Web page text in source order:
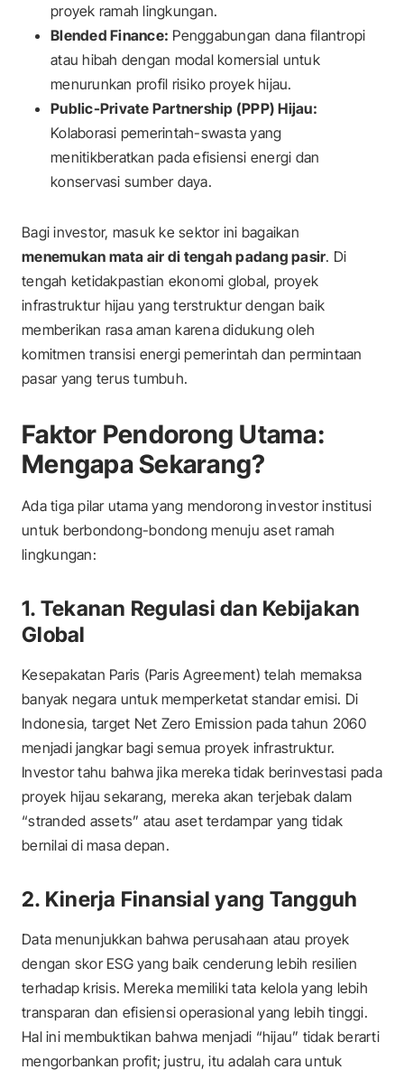
proyek ramah lingkungan.
Blended Finance: Penggabungan dana filantropi
atau hibah dengan modal komersial untuk
menurunkan profil risiko proyek hijau.
Public-Private Partnership (PPP) Hijau:
Kolaborasi pemerintah-swasta yang
menitikberatkan pada efisiensi energi dan
konservasi sumber daya.
Bagi investor, masuk ke sektor ini bagaikan
menemukan mata air di tengah padang pasir. Di
tengah ketidakpastian ekonomi global, proyek
infrastruktur hijau yang terstruktur dengan baik
memberikan rasa aman karena didukung oleh
komitmen transisi energi pemerintah dan permintaan
pasar yang terus tumbuh.
Faktor Pendorong Utama:
Mengapa Sekarang?
Ada tiga pilar utama yang mendorong investor institusi
untuk berbondong-bondong menuju aset ramah
lingkungan:
1. Tekanan Regulasi dan Kebijakan
Global
Kesepakatan Paris (Paris Agreement) telah memaksa
banyak negara untuk memperketat standar emisi. Di
Indonesia, target Net Zero Emission pada tahun 2060
menjadi jangkar bagi semua proyek infrastruktur.
Investor tahu bahwa jika mereka tidak berinvestasi pada
proyek hijau sekarang, mereka akan terjebak dalam
“stranded assets” atau aset terdampar yang tidak
bernilai di masa depan.
2. Kinerja Finansial yang Tangguh
Data menunjukkan bahwa perusahaan atau proyek
dengan skor ESG yang baik cenderung lebih resilien
terhadap krisis. Mereka memiliki tata kelola yang lebih
transparan dan efisiensi operasional yang lebih tinggi.
Hal ini membuktikan bahwa menjadi “hijau” tidak berarti
mengorbankan profit; justru, itu adalah cara untuk